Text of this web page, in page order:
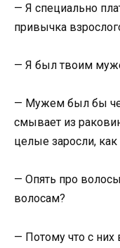
— Я специально
привычка
— Я был твоим
— Мужем был бы
смывает из
целые заросли,
— Опять про
волосам?
— Потому что с